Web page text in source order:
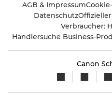
AGB & Impressum
Datenschutz
Verbraucher:
Händlersuche Business-
Canon